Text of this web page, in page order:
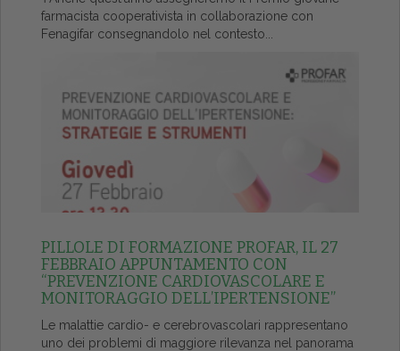
farmacista cooperativista in collaborazione con
Fenagifar consegnandolo nel contesto...
PILLOLE DI FORMAZIONE PROFAR, IL 27
FEBBRAIO APPUNTAMENTO CON
“PREVENZIONE CARDIOVASCOLARE E
MONITORAGGIO DELL’IPERTENSIONE”
Le malattie cardio- e cerebrovascolari rappresentano
uno dei problemi di maggiore rilevanza nel panorama